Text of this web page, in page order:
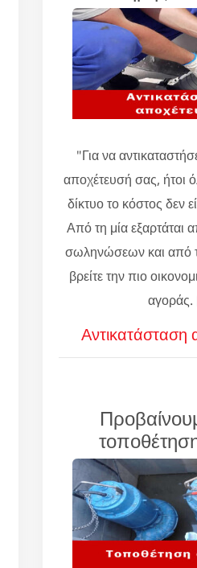
"Για να
αποχέτευσή σας, ήτοι
δίκτυο το κόστος δεν
Από τη μία εξαρτάται
σωληνώσεων και από
βρείτε την πιο
αγοράς.
Αντικατάσταση